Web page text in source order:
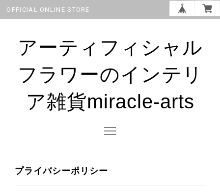
OFFICIAL ONLINE STORE
アーティフィシャル
フラワーのインテリ
ア雑貨miracle-arts
プライバシーポリシー